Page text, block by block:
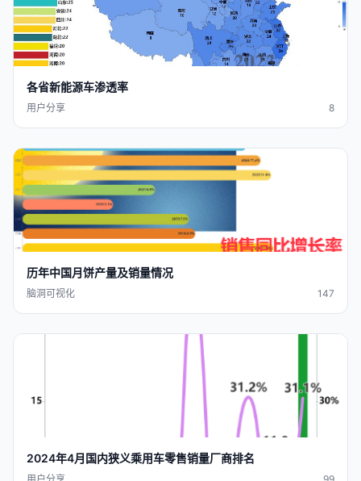
各省新能源车渗透率
用户分享 8
历年中国月饼产量及销量情况
脑洞可视化 147
2024年4月国内狭义乘用车零售销量厂商排名